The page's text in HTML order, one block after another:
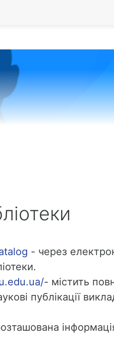
- через
- містить
публікації